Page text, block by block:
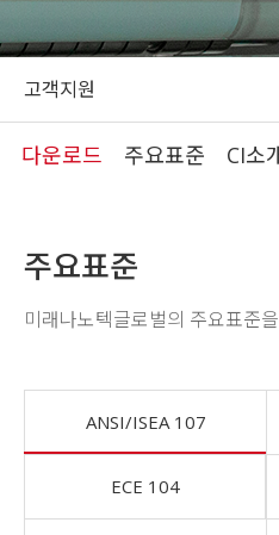
고객지원
다운로드 주요표준 CI소
주요표준
미래나노텍글로벌의 주요표준
ANSI/ISEA 107
ECE 104